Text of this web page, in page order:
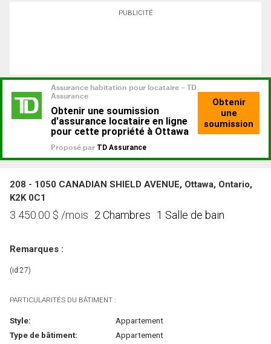
PUBLICITÉ
208 - 1050 CANADIAN SHIELD AVENUE, Ottawa, Ontario,
K2K 0C1
3 450.00 $ /mois 2 Chambres 1 Salle de bain
Remarques :
(id:27)
PARTICULARITÉS DU BÂTIMENT :
Style:
Appartement
Type de bâtiment:
Appartement